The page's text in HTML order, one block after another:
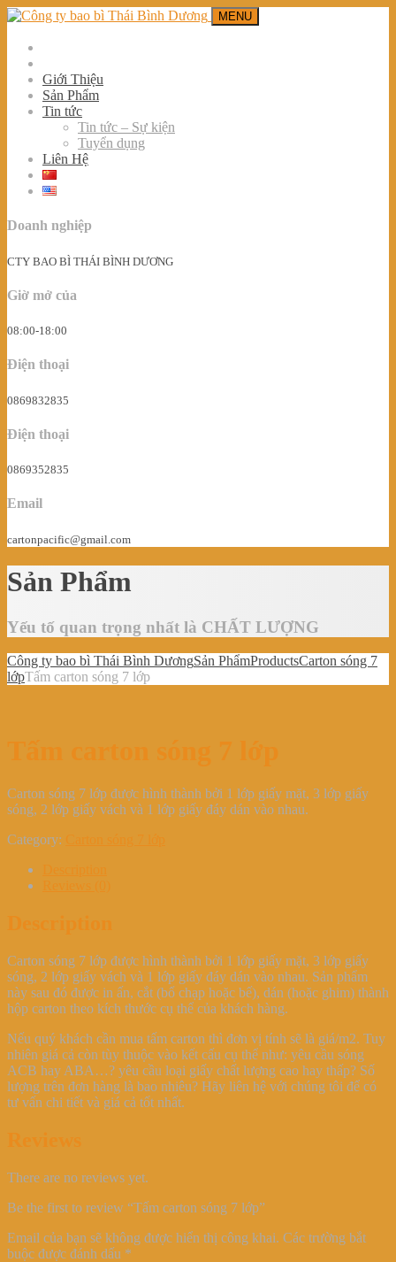
MENU
Giới Thiệu
Sản Phẩm
Tin tức
Tin tức – Sự kiện
Tuyển dụng
Liên Hệ
Doanh nghiệp
CTY BAO BÌ THÁI BÌNH DƯƠNG
Giờ mở của
08:00-18:00
Điện thoại
0869832835
Điện thoại
0869352835
Email
cartonpacific@gmail.com
Sản Phẩm
Yếu tố quan trọng nhất là CHẤT LƯỢNG
Công ty bao bì Thái Bình DươngSản PhẩmProductsCarton sóng 7
lớpTấm carton sóng 7 lớp
Carton sóng 7 lớp được hình thành bởi 1 lớp giấy mặt, 3 lớp giấy
sóng, 2 lớp giấy vách và 1 lớp giấy đáy dán vào nhau.
Category:
Carton sóng 7 lớp được hình thành bởi 1 lớp giấy mặt, 3 lớp giấy
sóng, 2 lớp giấy vách và 1 lớp giấy đáy dán vào nhau. Sản phẩm
này sau đó được in ấn, cắt (bổ chạp hoặc bế), dán (hoặc ghim) thành
hộp carton theo kích thước cụ thể của khách hàng.
Nếu quý khách cần mua tấm carton thì đơn vị tính sẽ là giá/m2. Tuy
nhiên giá cả còn tùy thuộc vào kết cấu cụ thể như: yêu cầu sóng
ACB hay ABA…? yêu cầu loại giấy chất lượng cao hay thấp? Số
lượng trên đơn hàng là bao nhiêu? Hãy liên hệ với chúng tôi để có
tư vấn chi tiết và giá cả tốt nhất.
There are no reviews yet.
Be the first to review “Tấm carton sóng 7 lớp”
Email của bạn sẽ không được hiển thị công khai. Các trường bắt
buộc được đánh dấu *